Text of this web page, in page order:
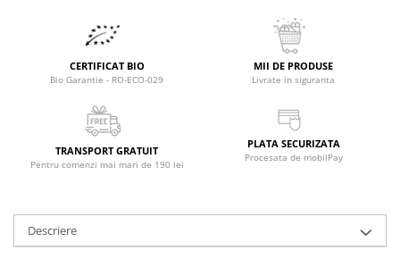
Condimente si mirodenii
Fara gluten
Semipreparate
Snacks-uri, chips-uri
Tradiționale japoneze
Relaxare - Antistres
Rinichi si afecțiuni renale
Sistemul digestiv si afectiuni
digestive
Sistemul endocrin
Sistemul nervos
Sistemul respirator
Uleiuri esentiale si de baza
CERTIFICAT BIO
Bio Garantie - RO-ECO-029
MII DE PRODUSE
Livrate in siguranta
TRANSPORT GRATUIT
Pentru comenzi mai mari de 190 lei
PLATA SECURIZATA
Procesata de mobilPay
Descriere